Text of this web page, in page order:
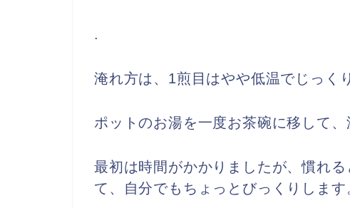
.
淹れ方は、1煎目はやや低温でじっく
ポットのお湯を一度お茶碗に移して、
最初は時間がかかりましたが、慣れ
て、自分でもちょっとびっくりします